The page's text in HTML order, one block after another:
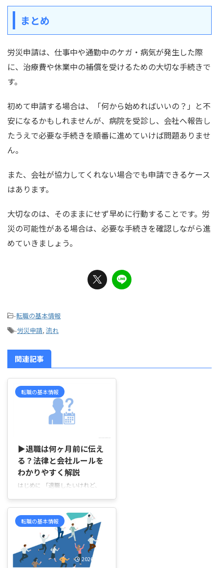
まとめ
労災申請は、仕事中や通勤中のケガ・病気が発生した際
に、治療費や休業中の補償を受けるための大切な手続きで
す。
初めて申請する場合は、「何から始めればいいの？」と不
安になるかもしれませんが、病院を受診し、会社へ報告し
たうえで必要な手続きを順番に進めていけば問題ありませ
ん。
また、会社が協力してくれない場合でも申請できるケース
はあります。
大切なのは、そのままにせず早めに行動することです。労
災の可能性がある場合は、必要な手続きを確認しながら進
めていきましょう。
-転職の基本情報
-労災申請, 流れ
関連記事
転職の基本情報
▶退職は何ヶ月前に伝え
る？法律と会社ルールを
わかりやすく解説
はじめに 「退職したいけれど、
言ってほしい”と言われているけ
れど、本当に従わないといけない
の？」「法律では2週間前でも辞
められると聞いたけれど、会社の
ルールと違う場合はどうなる
の？」と悩んでいませんか。 転
転職の基本情報
2026/1/31